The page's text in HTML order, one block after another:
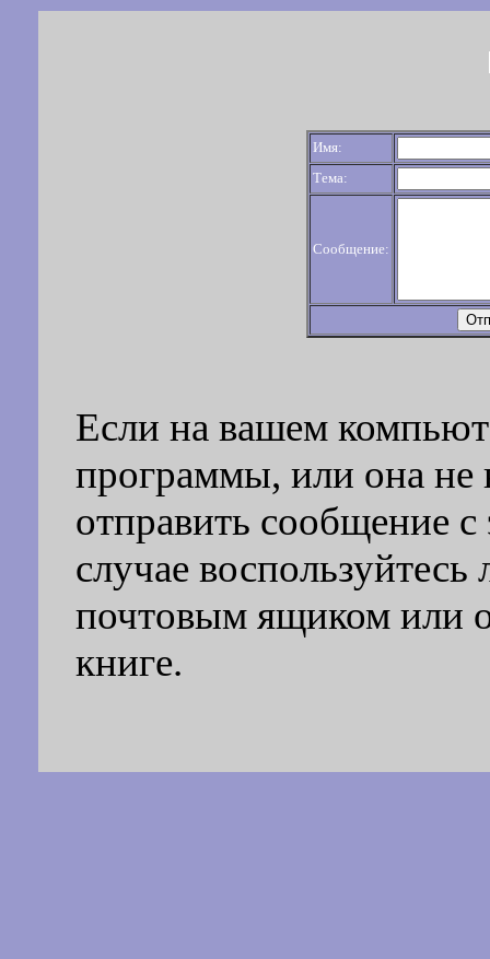
Имя:
Тема:
Сообщение:
Если на вашем
программы, или она не
отправить сообщение
случае
почтовым ящиком или
книге.